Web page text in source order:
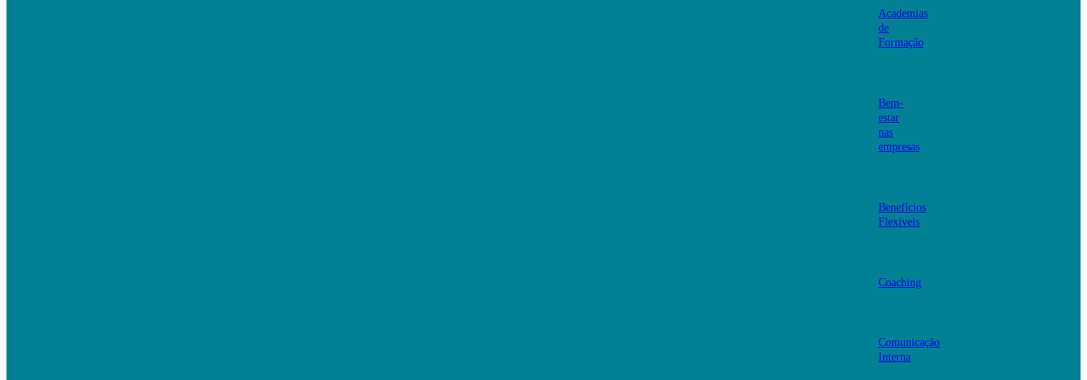
Academias
de
Formação
Bem-
estar
nas
empresas
Benefícios
Flexíveis
Coaching
Comunicação
Interna